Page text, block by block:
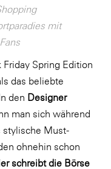
mit
Spring Edition
das beliebte
den Designer
man sich während
stylische Must-
ohnehin schon
schreibt die Börse